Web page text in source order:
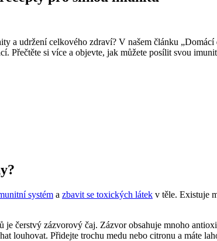
a udržení celkového⁣ zdraví? V našem článku
Přečtěte si více a objevte, jak můžete posílit svou‍
systém a zbavit se toxických látek v těle. Existuje
čerstvý zázvorový čaj. Zázvor obsahuje mnoho
louhovat. Přidejte trochu medu nebo citronu a máte